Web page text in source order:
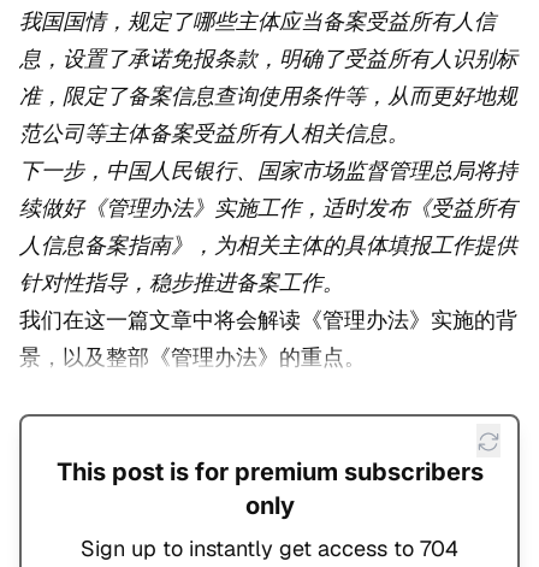
我国国情，规定了哪些主体应当备案受益所有人信
息，设置了承诺免报条款，明确了受益所有人识别标
准，限定了备案信息查询使用条件等，从而更好地规
范公司等主体备案受益所有人相关信息。
下一步，中国人民银行、国家市场监督管理总局将持
续做好《管理办法》实施工作，适时发布《受益所有
人信息备案指南》，为相关主体的具体填报工作提供
针对性指导，稳步推进备案工作。
我们在这一篇文章中将会解读《管理办法》实施的背
景，以及整部《管理办法》的重点。
This post is for premium subscribers
only
Sign up to instantly get access to 704